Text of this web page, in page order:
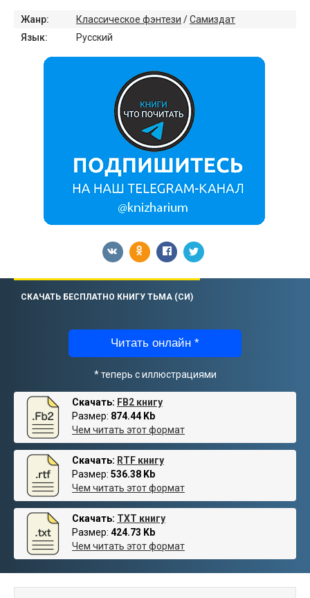
Жанр: Классическое фэнтези /Самиздат
Язык:
Русский
СКАЧАТЬ БЕСПЛАТНО КНИГУ ТЬМА (СИ)
Читать онлайн *
* теперь с иллюстрациями
Скачать: FB2 книгу
Размер: 874.44 Kb
Чем читать этот формат
Скачать: RTF книгу
Размер: 536.38 Kb
Чем читать этот формат
Скачать: TXT книгу
Размер: 424.73 Kb
Чем читать этот формат